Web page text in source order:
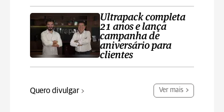
Ultrapack completa
21 anos e lança
campanha de
aniversário para
clientes
Quero divulgar Ver mais